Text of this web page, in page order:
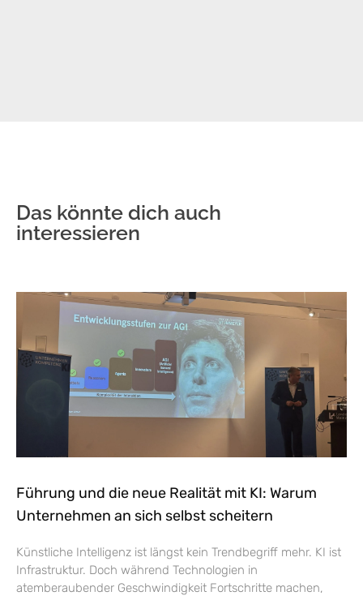
Das könnte dich auch
interessieren
Führung und die neue Realität mit KI: Warum
Unternehmen an sich selbst scheitern
Künstliche Intelligenz ist längst kein Trendbegriff mehr. KI ist
Infrastruktur. Doch während Technologien in
atemberaubender Geschwindigkeit Fortschritte machen,